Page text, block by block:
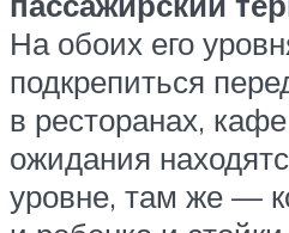
На обоих его
подкрепиться
в ресторанах,
ожидания
уровне, там же —